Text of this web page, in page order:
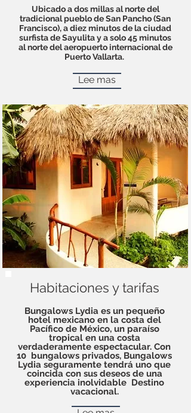
Ubicado a dos millas al norte del
tradicional pueblo de San Pancho (San
Francisco), a diez minutos de la ciudad
surfista de Sayulita y a solo 45 minutos
al norte del aeropuerto internacional de
Puerto Vallarta.
Lee mas
Habitaciones y tarifas
Bungalows Lydia es un pequeño
hotel mexicano en la costa del
Pacífico de México, un paraíso
tropical en una costa
verdaderamente espectacular. Con
10 bungalows privados, Bungalows
Lydia seguramente tendrá uno que
coincida con sus deseos de una
experiencia inolvidable Destino
vacacional.